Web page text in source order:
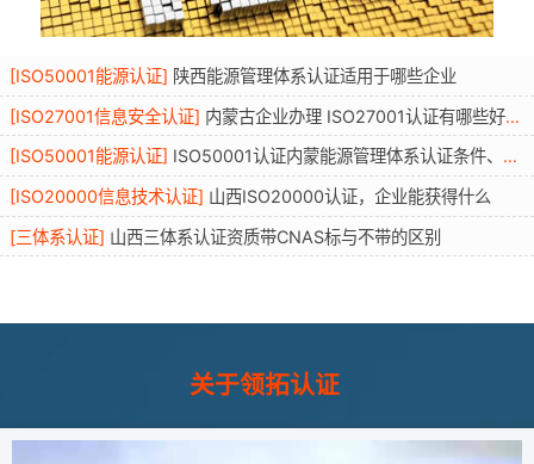
[ISO50001能源认证] 陕西能源管理体系认证适用于哪些企业
[ISO27001信息安全认证] 内蒙古企业办理 ISO27001认证有哪些好处？条件资料流程年审全解读
[ISO50001能源认证] ISO50001认证内蒙能源管理体系认证条件、适用行业、流程与优势
[ISO20000信息技术认证] 山西ISO20000认证，企业能获得什么
[三体系认证] 山西三体系认证资质带CNAS标与不带的区别
关于领拓认证